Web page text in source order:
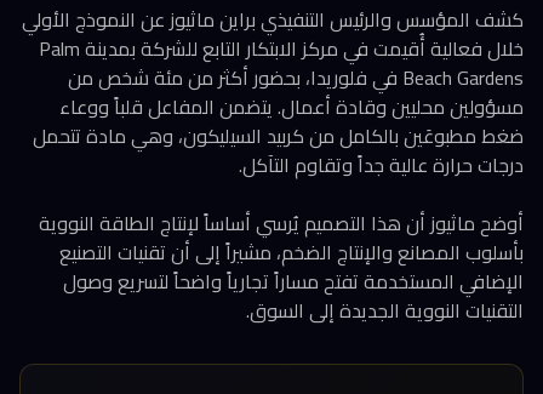
كشف المؤسس والرئيس التنفيذي براين ماثيوز عن النموذج الأولي
خلال فعالية أُقيمت في مركز الابتكار التابع للشركة بمدينة Palm
Beach Gardens في فلوريدا، بحضور أكثر من مئة شخص من
مسؤولين محليين وقادة أعمال. يتضمن المفاعل قلباً ووعاء
ضغط مطبوعَين بالكامل من كربيد السيليكون، وهي مادة تتحمل
درجات حرارة عالية جداً وتقاوم التآكل.
أوضح ماثيوز أن هذا التصميم يُرسي أساساً لإنتاج الطاقة النووية
بأسلوب المصانع والإنتاج الضخم، مشيراً إلى أن تقنيات التصنيع
الإضافي المستخدمة تفتح مساراً تجارياً واضحاً لتسريع وصول
التقنيات النووية الجديدة إلى السوق.